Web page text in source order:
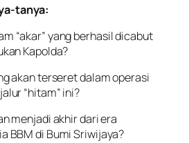
tanya:
“akar” yang berhasil dicabut
Kapolda?
akan terseret dalam operasi
“hitam” ini?
menjadi akhir dari era
BBM di Bumi Sriwijaya?